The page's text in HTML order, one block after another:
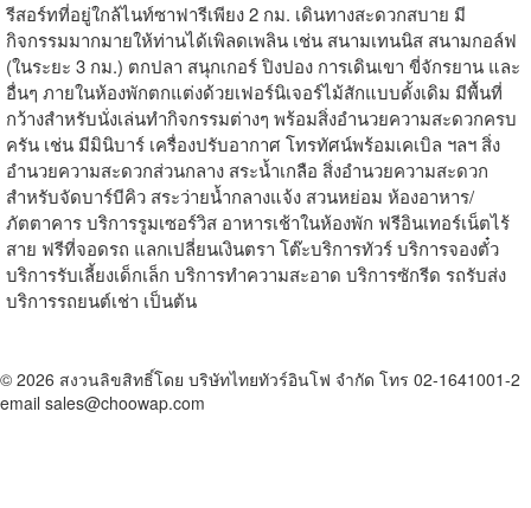
รีสอร์ทที่อยู่ใกล้ไนท์ซาฟารีเพียง 2 กม. เดินทางสะดวกสบาย มี
กิจกรรมมากมายให้ท่านได้เพิลดเพลิน เช่น สนามเทนนิส สนามกอล์ฟ
(ในระยะ 3 กม.) ตกปลา สนุกเกอร์ ปิงปอง การเดินเขา ขี่จักรยาน และ
อื่นๆ ภายในห้องพักตกแต่งด้วยเฟอร์นิเจอร์ไม้สักแบบดั้งเดิม มีพื้นที่
กว้างสำหรับนั่งเล่นทำกิจกรรมต่างๆ พร้อมสิ่งอำนวยความสะดวกครบ
ครัน เช่น มีมินิบาร์ เครื่องปรับอากาศ โทรทัศน์พร้อมเคเบิล ฯลฯ สิ่ง
อำนวยความสะดวกส่วนกลาง สระน้ำเกลือ สิ่งอำนวยความสะดวก
สำหรับจัดบาร์บีคิว สระว่ายน้ำกลางแจ้ง สวนหย่อม ห้องอาหาร/
ภัตตาคาร บริการรูมเซอร์วิส อาหารเช้าในห้องพัก ฟรีอินเทอร์เน็ตไร้
สาย ฟรีที่จอดรถ แลกเปลี่ยนเงินตรา โต๊ะบริการทัวร์ บริการจองตั๋ว
บริการรับเลี้ยงเด็กเล็ก บริการทำความสะอาด บริการซักรีด รถรับส่ง
บริการรถยนต์เช่า เป็นต้น
© 2026 สงวนลิขสิทธิ์โดย บริษัทไทยทัวร์อินโฟ จำกัด โทร 02-1641001-2
email sales@choowap.com